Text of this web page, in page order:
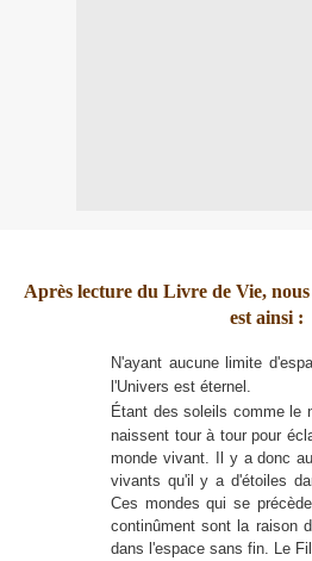
Après lecture du Livre de Vie,
est ainsi :
N'ayant aucune limite
l'Univers est éternel.
Étant des soleils comme le
naissent tour à tour pour
monde vivant. Il y a donc
vivants qu'il y a d'étoiles
Ces mondes qui se
continûment sont la raison
dans l'espace sans fin. Le